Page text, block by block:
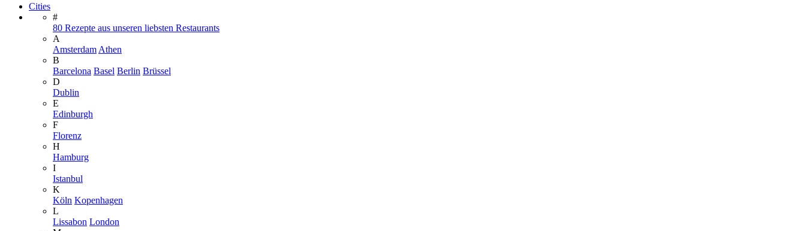
Cities
#
80 Rezepte aus unseren liebsten Restaurants
A
Amsterdam Athen
B
Barcelona Basel Berlin Brüssel
D
Dublin
E
Edinburgh
F
Florenz
H
Hamburg
I
Istanbul
K
Köln Kopenhagen
L
Lissabon London